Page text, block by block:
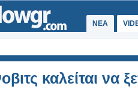
ΝΕΑ
καλείται να